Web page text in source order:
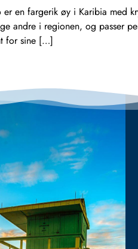
en fargerik øy i Karibia med
andre i regionen, og passer
for sine […]